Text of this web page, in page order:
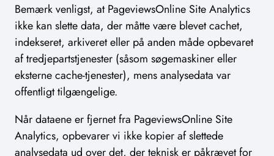
Bemærk venligst, at PageviewsOnline Site Analytics
ikke kan slette data, der måtte være blevet cachet,
indekseret, arkiveret eller på anden måde opbevaret
af tredjepartstjenester (såsom søgemaskiner eller
eksterne cache-tjenester), mens analysedata var
offentligt tilgængelige.
Når dataene er fjernet fra PageviewsOnline Site
Analytics, opbevarer vi ikke kopier af slettede
analysedata ud over det, der teknisk er påkrævet for